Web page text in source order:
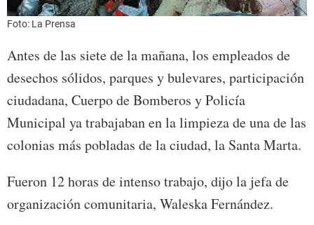
Foto: La Prensa
Antes de las siete de la mañana, los empleados de
desechos sólidos, parques y bulevares, participación
ciudadana, Cuerpo de Bomberos y Policía
Municipal ya trabajaban en la limpieza de una de las
colonias más pobladas de la ciudad, la Santa Marta.
Fueron 12 horas de intenso trabajo, dijo la jefa de
organización comunitaria, Waleska Fernández.